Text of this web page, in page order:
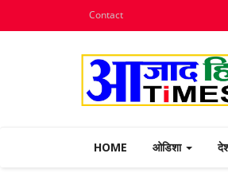
Contact
HOME ओडिशा